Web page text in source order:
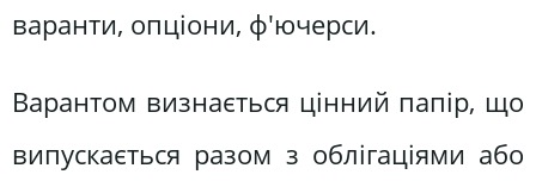
варанти, опціони, ф'ючерси.
Варантом визнається цінний папір, що
випускається разом з облігаціями або